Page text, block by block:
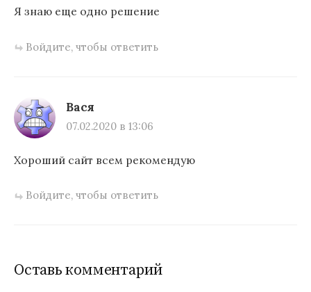
Я знаю еще одно решение
Войдите, чтобы ответить
Вася
07.02.2020 в 13:06
Хороший сайт всем рекомендую
Войдите, чтобы ответить
Оставь комментарий